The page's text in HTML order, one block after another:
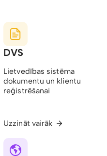
DVS
Lietvedības sistēma
dokumentu un klientu
reģistrēšanai
Uzzināt vairāk